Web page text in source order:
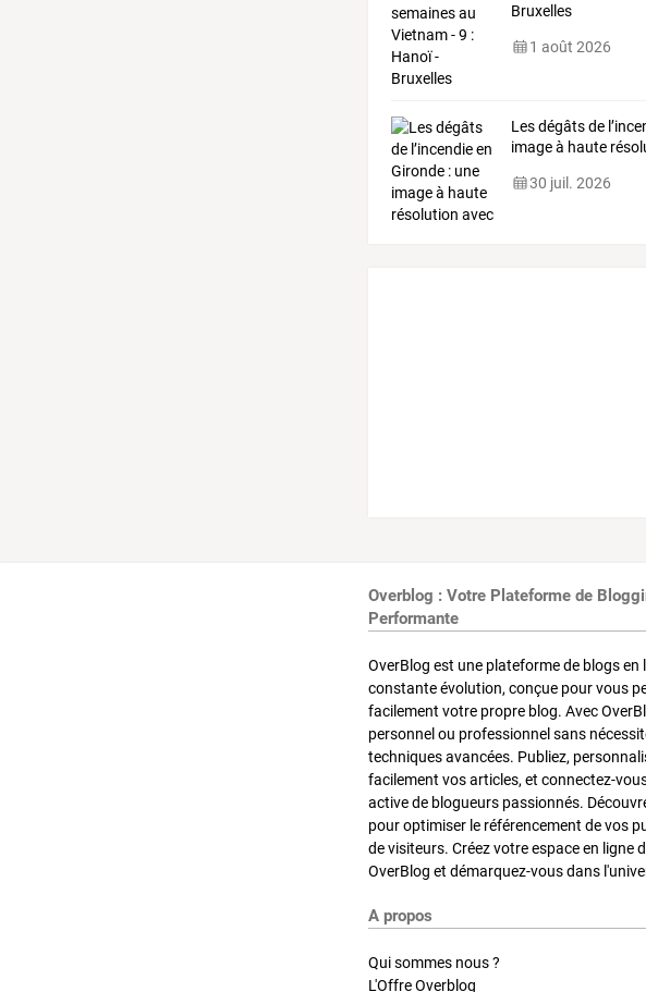
Bruxelles
1 août 2026
Lesdégâtsde
imageà haute
30 juil. 2026
Overblog : Votre Plateforme de
Performante
OverBlog est une plateforme de blogs en
constante évolution, conçue pour vous
facilement votre propre blog. Avec
personnel ou professionnel sans
techniques avancées. Publiez,
facilement vos articles, et connectez-
active de blogueurs passionnés.
pour optimiser le référencement de vos
de visiteurs. Créez votre espace en ligne
OverBlog et démarquez-vous dans
A propos
Qui sommes nous ?
L'Offre Overblog